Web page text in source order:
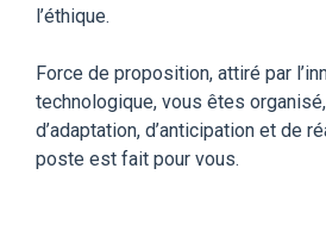
l’éthique.
Force de proposition, attiré par
technologique, vous êtes
d’adaptation, d’anticipation et de
poste est fait pour vous.